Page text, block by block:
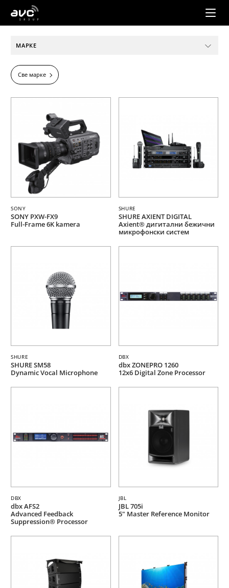
AVC
МАРКЕ
Све марке
SONY
SONY PXW-FX9
Full-Frame 6K kamera
SHURE
SHURE AXIENT DIGITAL
Axient® дигитални бежични
микрофонски систем
SHURE
SHURE SM58
Dynamic Vocal Microphone
DBX
dbx ZONEPRO 1260
12x6 Digital Zone Processor
DBX
dbx AFS2
Advanced Feedback
Suppression® Processor
JBL
JBL 705i
5" Master Reference Monitor